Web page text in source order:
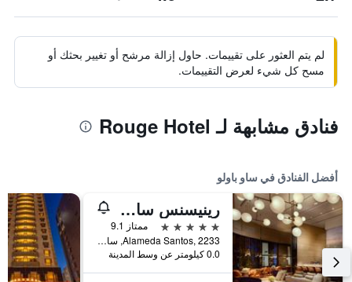
لم يتم العثور على تقييمات. حاول إزالة مرشح أو تغيير بحثك أو
مسح كل شيء لعرض التقييمات.
فنادق مشابهة لـ Rouge Hotel
أفضل الفنادق في ساو باولو
رينيسنس ساو باولو هوتل
5 نجوم
ممتاز 9.1
Alameda Santos, 2233, ساو باولو, البرازيل
0.0 كيلومتر عن وسط المدينة